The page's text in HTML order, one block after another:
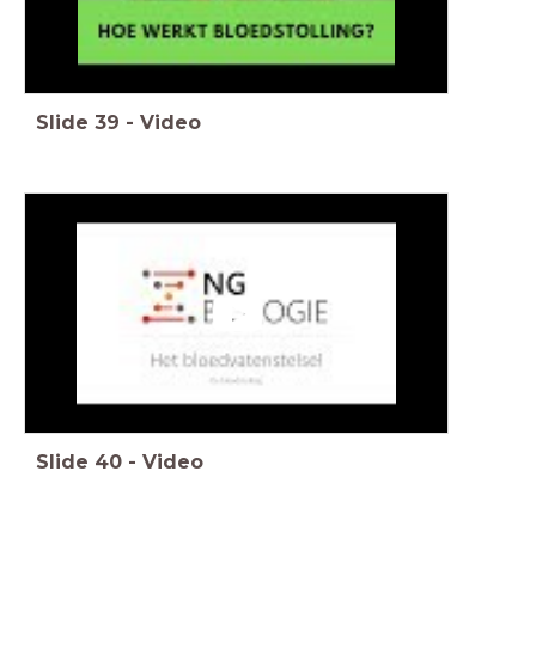
Slide 39 - Video
Slide 40 - Video